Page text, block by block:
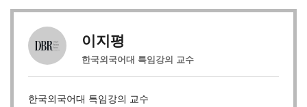
이지평
한국외국어대 특임강의 교수
한국외국어대 특임강의 교수